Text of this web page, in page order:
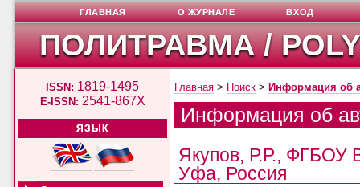
ПОЛИТРАВМА /
ISSN: 1819-1495
E-ISSN: 2541-867X
ЯЗЫК
ГЛАВНАЯ О ЖУРНАЛЕ ВХОД
Главная > Поиск > Информация об
Информация об
Якупов, Р.Р., ФГБОУ
Уфа, Россия